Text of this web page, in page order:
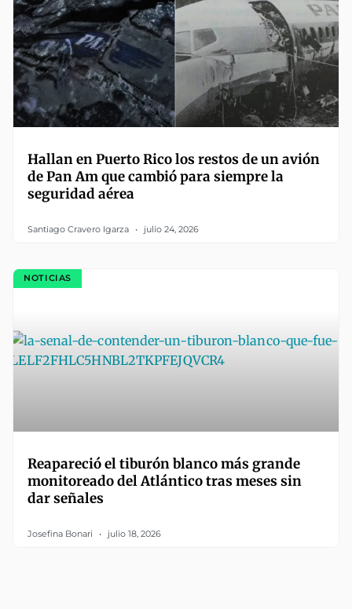
Hallan en Puerto Rico los restos de un avión
de Pan Am que cambió para siempre la
seguridad aérea
Santiago Cravero Igarza julio 24, 2026
NOTICIAS
Reapareció el tiburón blanco más grande
monitoreado del Atlántico tras meses sin
dar señales
Josefina Bonari julio 18, 2026